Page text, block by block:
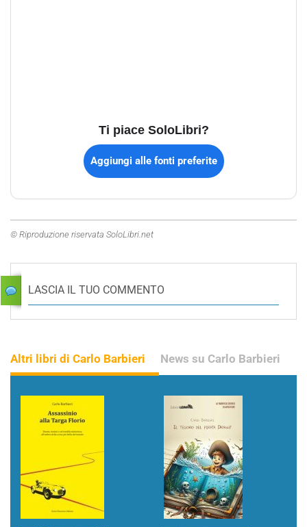
Ti piace SoloLibri?
Aggiungi alle fonti preferite
© Riproduzione riservata SoloLibri.net
LASCIA IL TUO COMMENTO
Altri libri di Carlo Barbieri News su Carlo Barbieri